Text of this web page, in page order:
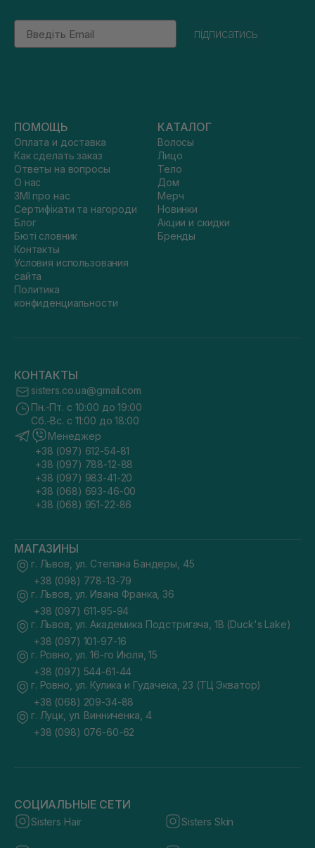
Email
підписатись
ПОМОЩЬ
Оплата и доставка
Как сделать заказ
Ответы на вопросы
О нас
ЗМІ про нас
Сертифікати та нагороди
Блог
Бюті словник
Контакты
Условия использования
сайта
Политика
конфиденциальности
КАТАЛОГ
Волосы
Лицо
Тело
Дом
Мерч
Новинки
Акции и скидки
Бренды
КОНТАКТЫ
sisters.co.ua@gmail.com
Пн.-Пт. с 10:00 до 19:00
Сб.-Вс. с 11:00 до 18:00
Менеджер
+38 (097) 612-54-81
+38 (097) 788-12-88
+38 (097) 983-41-20
+38 (068) 693-46-00
+38 (068) 951-22-86
МАГАЗИНЫ
г. Львов, ул. Степана Бандеры, 45
+38 (098) 778-13-79
г. Львов, ул. Ивана Франка, 36
+38 (097) 611-95-94
г. Львов, ул. Академика Подстригача, 1В (Duck's Lake)
+38 (097) 101-97-16
г. Ровно, ул. 16-го Июля, 15
+38 (097) 544-61-44
г. Ровно, ул. Кулика и Гудачека, 23 (ТЦ Экватор)
+38 (068) 209-34-88
г. Луцк, ул. Винниченка, 4
+38 (098) 076-60-62
СОЦИАЛЬНЫЕ СЕТИ
Sisters Hair Sisters Skin